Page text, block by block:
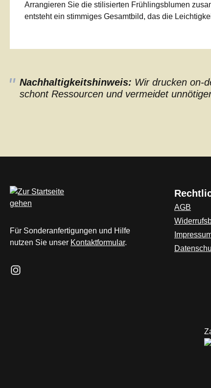
Arrangieren Sie die stilisierten Frühlingsblumen
entsteht ein stimmiges Gesamtbild, das die
Nachhaltigkeitshinweis: Wir drucken on-
schont Ressourcen und vermeidet
Für Sonderanfertigungen und Hilfe
nutzen Sie unser Kontaktformular.
Schau auf Instagram vorbei – öffnet in neuem Tab
AGB